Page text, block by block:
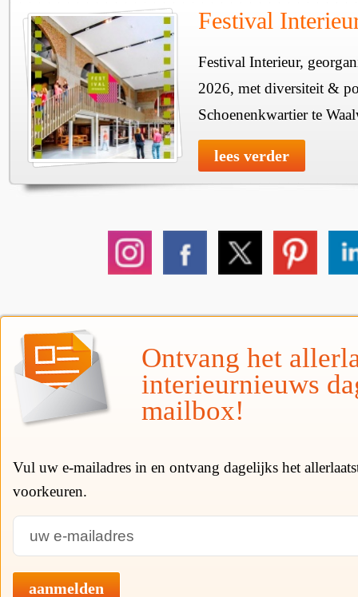
Festival
Festival Interieur,
2026, met diversiteit &
Schoenenkwartier te
lees verder
Ontvang het
interieurnieuws
mailbox!
Vul uw e-mailadres in en ontvang dagelijks het
voorkeuren.
aanmelden